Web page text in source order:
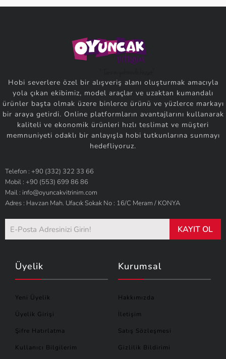
Hobi severlere özel bir alışveriş alanı oluşturmak amacıyla
yola çıkan ekibimiz, model araçlar ve uzaktan kumandalı
ürünler başta olmak üzere binlerce ürünü ve yüzlerce markayı
bir araya getirdi. Online platformların avantajlarını kullanarak
kaliteli ve ekonomik ürünleri hızlı teslimat ve müşteri
memnuniyeti odaklı bir anlayışla hobi tutkunlarına sunmayı
hedefliyoruz.
Telefon : +90 (332) 322 33 66
Mobil : +90 (553) 699 86 86
Mail : info@oyuncakvitrinim.com
Adres : Havzan Mah. Ufacık Sokak No : 16/C Meram / KONYA
KAYIT OL
Üyelik
Yeni Üyelik
Üyelik Girişi
Şifre Hatırlatma
Kullanıcı Bilgilerim
Kurumsal
Hakkımızda
İletişim
Satış Sözleşmesi
Gizlilik Bildirimi